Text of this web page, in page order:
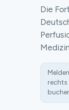
Die
Medizin
rechts